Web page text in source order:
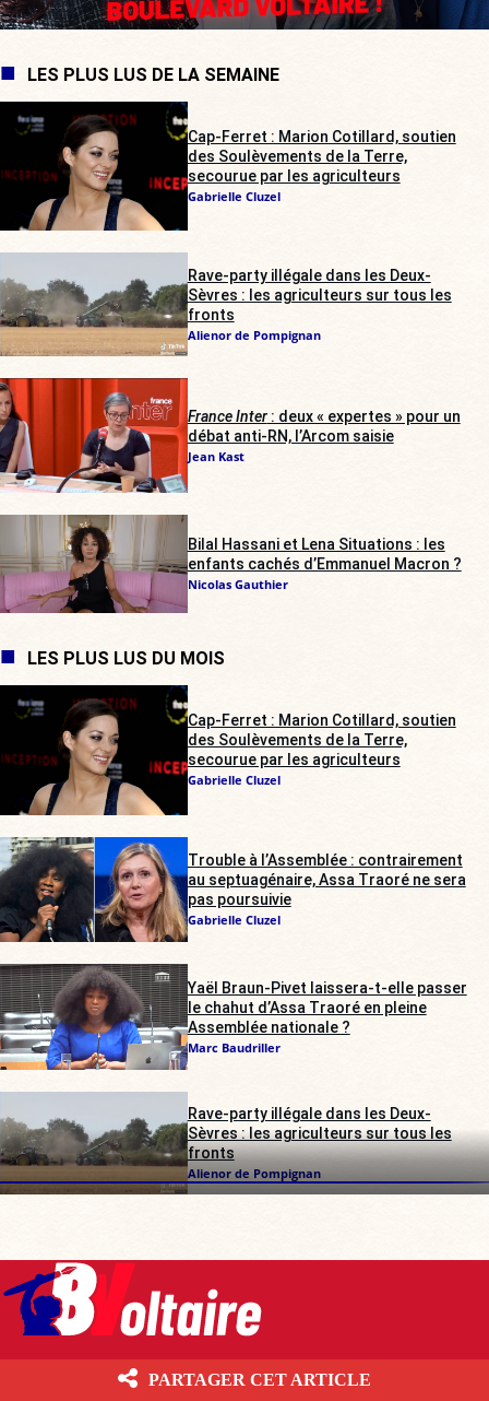
LES PLUS LUS DE LA SEMAINE
Cap-Ferret : Marion Cotillard, soutien
des Soulèvements de la Terre,
secourue par les agriculteurs
Gabrielle Cluzel
Rave-party illégale dans les Deux-
Sèvres : les agriculteurs sur tous les
fronts
Alienor de Pompignan
France Inter: deux « expertes » pour un
débat anti-RN, l’Arcom saisie
Jean Kast
Bilal Hassani et Lena Situations : les
enfants cachés d’Emmanuel Macron ?
Nicolas Gauthier
LES PLUS LUS DU MOIS
Cap-Ferret : Marion Cotillard, soutien
des Soulèvements de la Terre,
secourue par les agriculteurs
Gabrielle Cluzel
Trouble à l’Assemblée : contrairement
au septuagénaire, Assa Traoré ne sera
pas poursuivie
Gabrielle Cluzel
Yaël Braun-Pivet laissera-t-elle passer
le chahut d’Assa Traoré en pleine
Assemblée nationale ?
Marc Baudriller
Rave-party illégale dans les Deux-
Sèvres : les agriculteurs sur tous les
fronts
Alienor de Pompignan
Boulevard Voltaire 10.6.1 Les contenus écrits publiés par Boulevard
Voltaire sont mis à disposition selon les termes de la Licence Creative
PARTAGER CET ARTICLE